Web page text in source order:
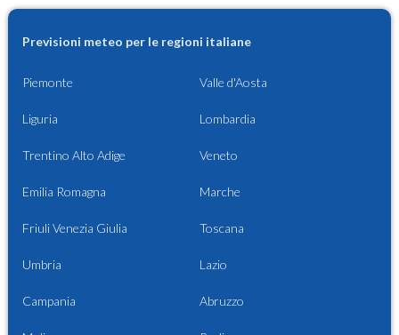
Previsioni meteo per le regioni italiane
Piemonte Valle d'Aosta
Liguria Lombardia
Trentino Alto Adige Veneto
Emilia Romagna Marche
Friuli Venezia Giulia Toscana
Umbria Lazio
Campania Abruzzo